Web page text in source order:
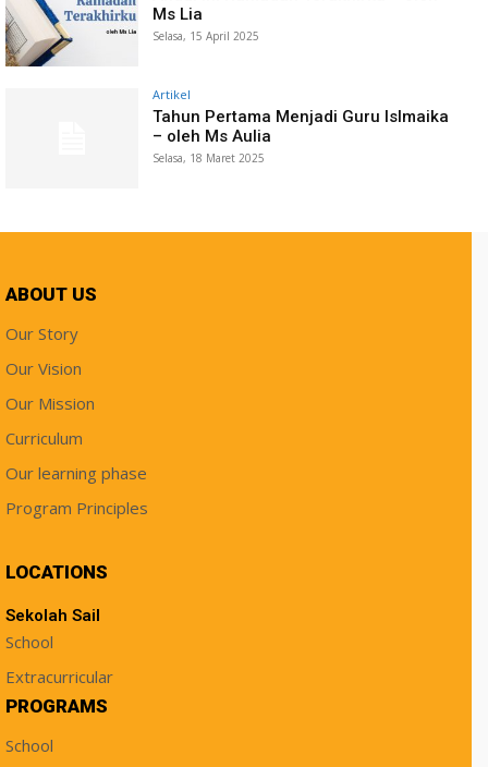
Ms Lia
Selasa, 15 April 2025
Artikel
Tahun Pertama Menjadi Guru Islmaika
– oleh Ms Aulia
Selasa, 18 Maret 2025
ABOUT US
Our Story
Our Vision
Our Mission
Curriculum
Our learning phase
Program Principles
LOCATIONS
Sekolah Sail
School
Extracurricular
PROGRAMS
School